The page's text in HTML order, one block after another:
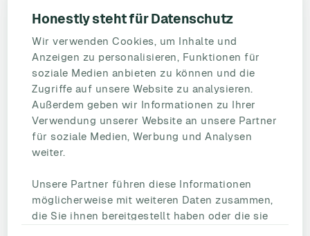
Honestly steht für Datenschutz
Wir verwenden Cookies, um Inhalte und
Anzeigen zu personalisieren, Funktionen für
soziale Medien anbieten zu können und die
Zugriffe auf unsere Website zu analysieren.
Außerdem geben wir Informationen zu Ihrer
Verwendung unserer Website an unsere Partner
für soziale Medien, Werbung und Analysen
weiter.
Unsere Partner führen diese Informationen
möglicherweise mit weiteren Daten zusammen,
die Sie ihnen bereitgestellt haben oder die sie
Umfragevorlagen
Mitarbeiterbefragung
Mitarbeiterzufriedenheit
eNPS
Employee Engagement
Status Page
Unternehmen
Über uns
Reden Sie mit uns
Kontakt